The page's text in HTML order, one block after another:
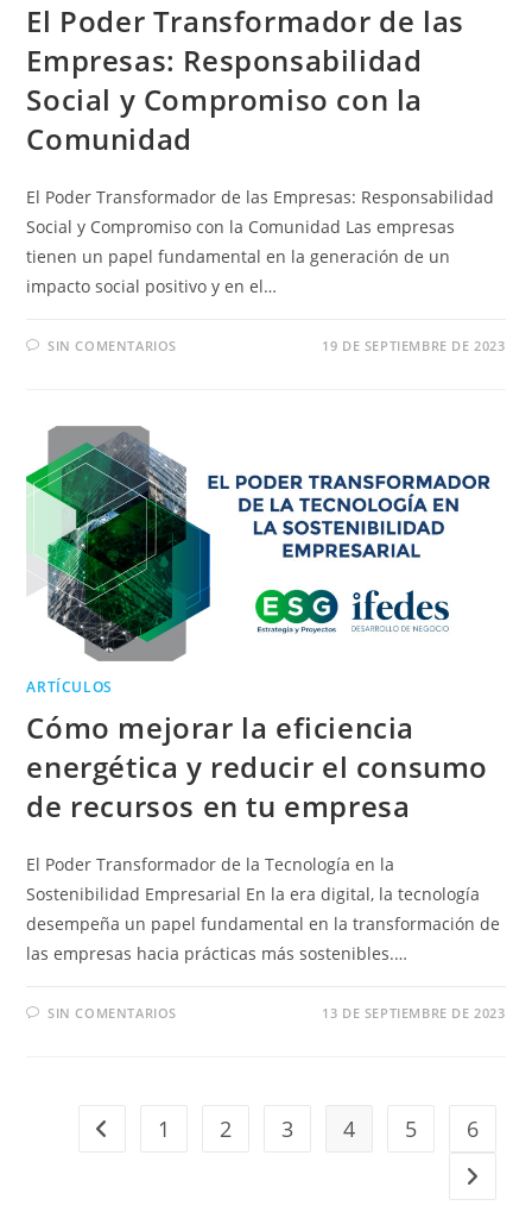
El Poder Transformador de las
Empresas: Responsabilidad
Social y Compromiso con la
Comunidad
El Poder Transformador de las Empresas: Responsabilidad
Social y Compromiso con la Comunidad Las empresas
tienen un papel fundamental en la generación de un
impacto social positivo y en el…
SIN COMENTARIOS 19 DE SEPTIEMBRE DE 2023
ARTÍCULOS
Cómo mejorar la eficiencia
energética y reducir el consumo
de recursos en tu empresa
El Poder Transformador de la Tecnología en la
Sostenibilidad Empresarial En la era digital, la tecnología
desempeña un papel fundamental en la transformación de
las empresas hacia prácticas más sostenibles.…
SIN COMENTARIOS 13 DE SEPTIEMBRE DE 2023
Ir a la página anterior
1 2 3 4 5 6
Ir a la